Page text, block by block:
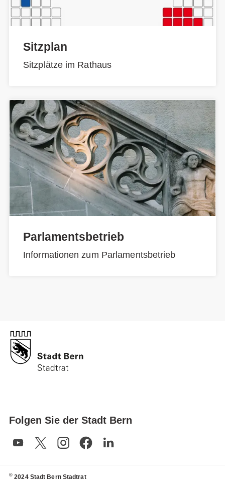
Sitzplan
Sitzplätze im Rathaus
Parlamentsbetrieb
Informationen zum Parlamentsbetrieb
Folgen Sie der Stadt Bern
© 2024 Stadt Bern Stadtrat